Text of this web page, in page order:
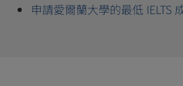
申請愛爾蘭大學的最低 IELTS